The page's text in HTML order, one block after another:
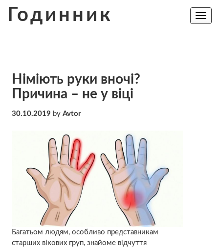
Годинник
Toggle
Німіють руки вночі?
Причина – не у віці
30.10.2019 by Avtor
Багатьом людям, особливо представникам
старших вікових груп, знайоме відчуття